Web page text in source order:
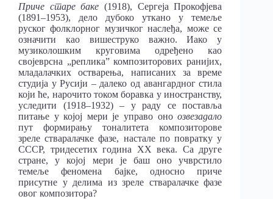
Приче старе баке (1918), Сергеја Прокофјева
(1891–1953), дело дубоко уткано у темеље
руског фолклорног музичког наслеђа, може се
означити као вишеструко важно. Иако у
музиколошким круговима одређено као
својеврсна „реплика” композиторових ранијих,
младалачких остварења, написаних за време
студија у Русији – далеко од авангардног стила
који ће, нарочито током боравка у иностранству,
уследити (1918–1932) – у раду се поставља
питање у којој мери је управо оноозвезадало
пут формирању тоналитета композиторове
зреле стваралачке фазе, настале по повратку у
СССР, тридесетих година ХХ века. Са друге
стране, у којој мери је баш оно учврстило
темеље феномена бајке, односно приче
присутнe у делима из зреле стваралачке фазе
овог композитора?